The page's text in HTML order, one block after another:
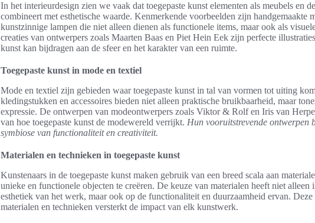
In het interieurdesign zien we vaak dat toegepaste kunst elementen als meubels en
combineert met esthetische waarde. Kenmerkende voorbeelden zijn handgemaakte
kunstzinnige lampen die niet alleen dienen als functionele items, maar ook als
creaties van ontwerpers zoals Maarten Baas en Piet Hein Eek zijn perfecte
kunst kan bijdragen aan de sfeer en het karakter van een ruimte.
Toegepaste kunst in mode en textiel
Mode en textiel zijn gebieden waar toegepaste kunst in tal van vormen tot uiting
kledingstukken en accessoires bieden niet alleen praktische bruikbaarheid, maar
expressie. De ontwerpen van modeontwerpers zoals Viktor & Rolf en Iris van
van hoe toegepaste kunst de modewereld verrijkt. Hun vooruitstrevende ontwerpen
symbiose van functionaliteit en creativiteit.
Materialen en technieken in toegepaste kunst
Kunstenaars in de toegepaste kunst maken gebruik van een breed scala aan
unieke en functionele objecten te creëren. De keuze van materialen heeft niet alleen
esthetiek van het werk, maar ook op de functionaliteit en duurzaamheid ervan.
materialen en technieken versterkt de impact van elk kunstwerk.